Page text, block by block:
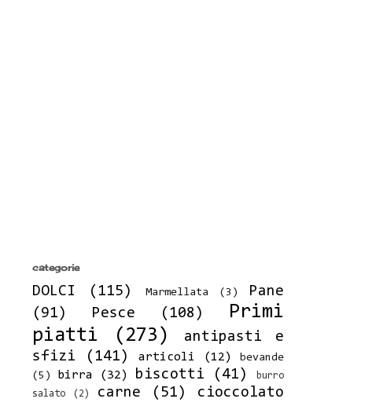
categorie
DOLCI (115) Marmellata (3)
Pane
(91)
Pesce (108)
Primi
piatti
(273)
antipasti e
sfizi
(141) articoli (12)
bevande
(5)
birra (32) biscotti (41)
burro
salato
(2) carne (51)
cioccolato